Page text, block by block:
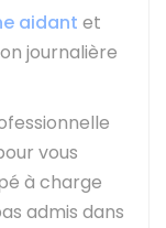
aidant et
journalière
vous
à charge
admis dans